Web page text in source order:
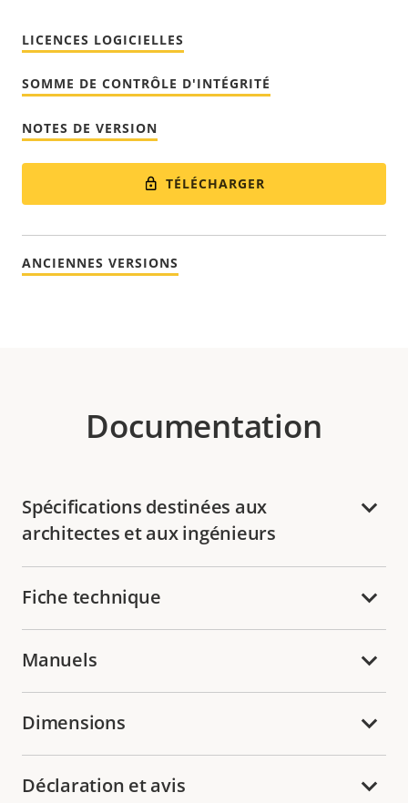
LICENCES LOGICIELLES
SOMME DE CONTRÔLE D'INTÉGRITÉ
NOTES DE VERSION
TÉLÉCHARGER
ANCIENNES VERSIONS
Documentation
Spécifications destinées aux
architectes et aux ingénieurs
Fiche technique
Manuels
Dimensions
Déclaration et avis